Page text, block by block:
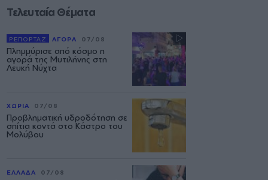
Τελευταία Θέματα
ΡΕΠΟΡΤΑΖ ΑΓΟΡΑ 07/08
Πλημμύρισε από κόσμο η
αγορά της Μυτιλήνης στη
Λευκή Νύχτα
ΧΩΡΙΑ 07/08
Προβληματική υδροδότηση σε
σπίτια κοντά στο Κάστρο του
Μολύβου
ΕΛΛΑΔΑ 07/08